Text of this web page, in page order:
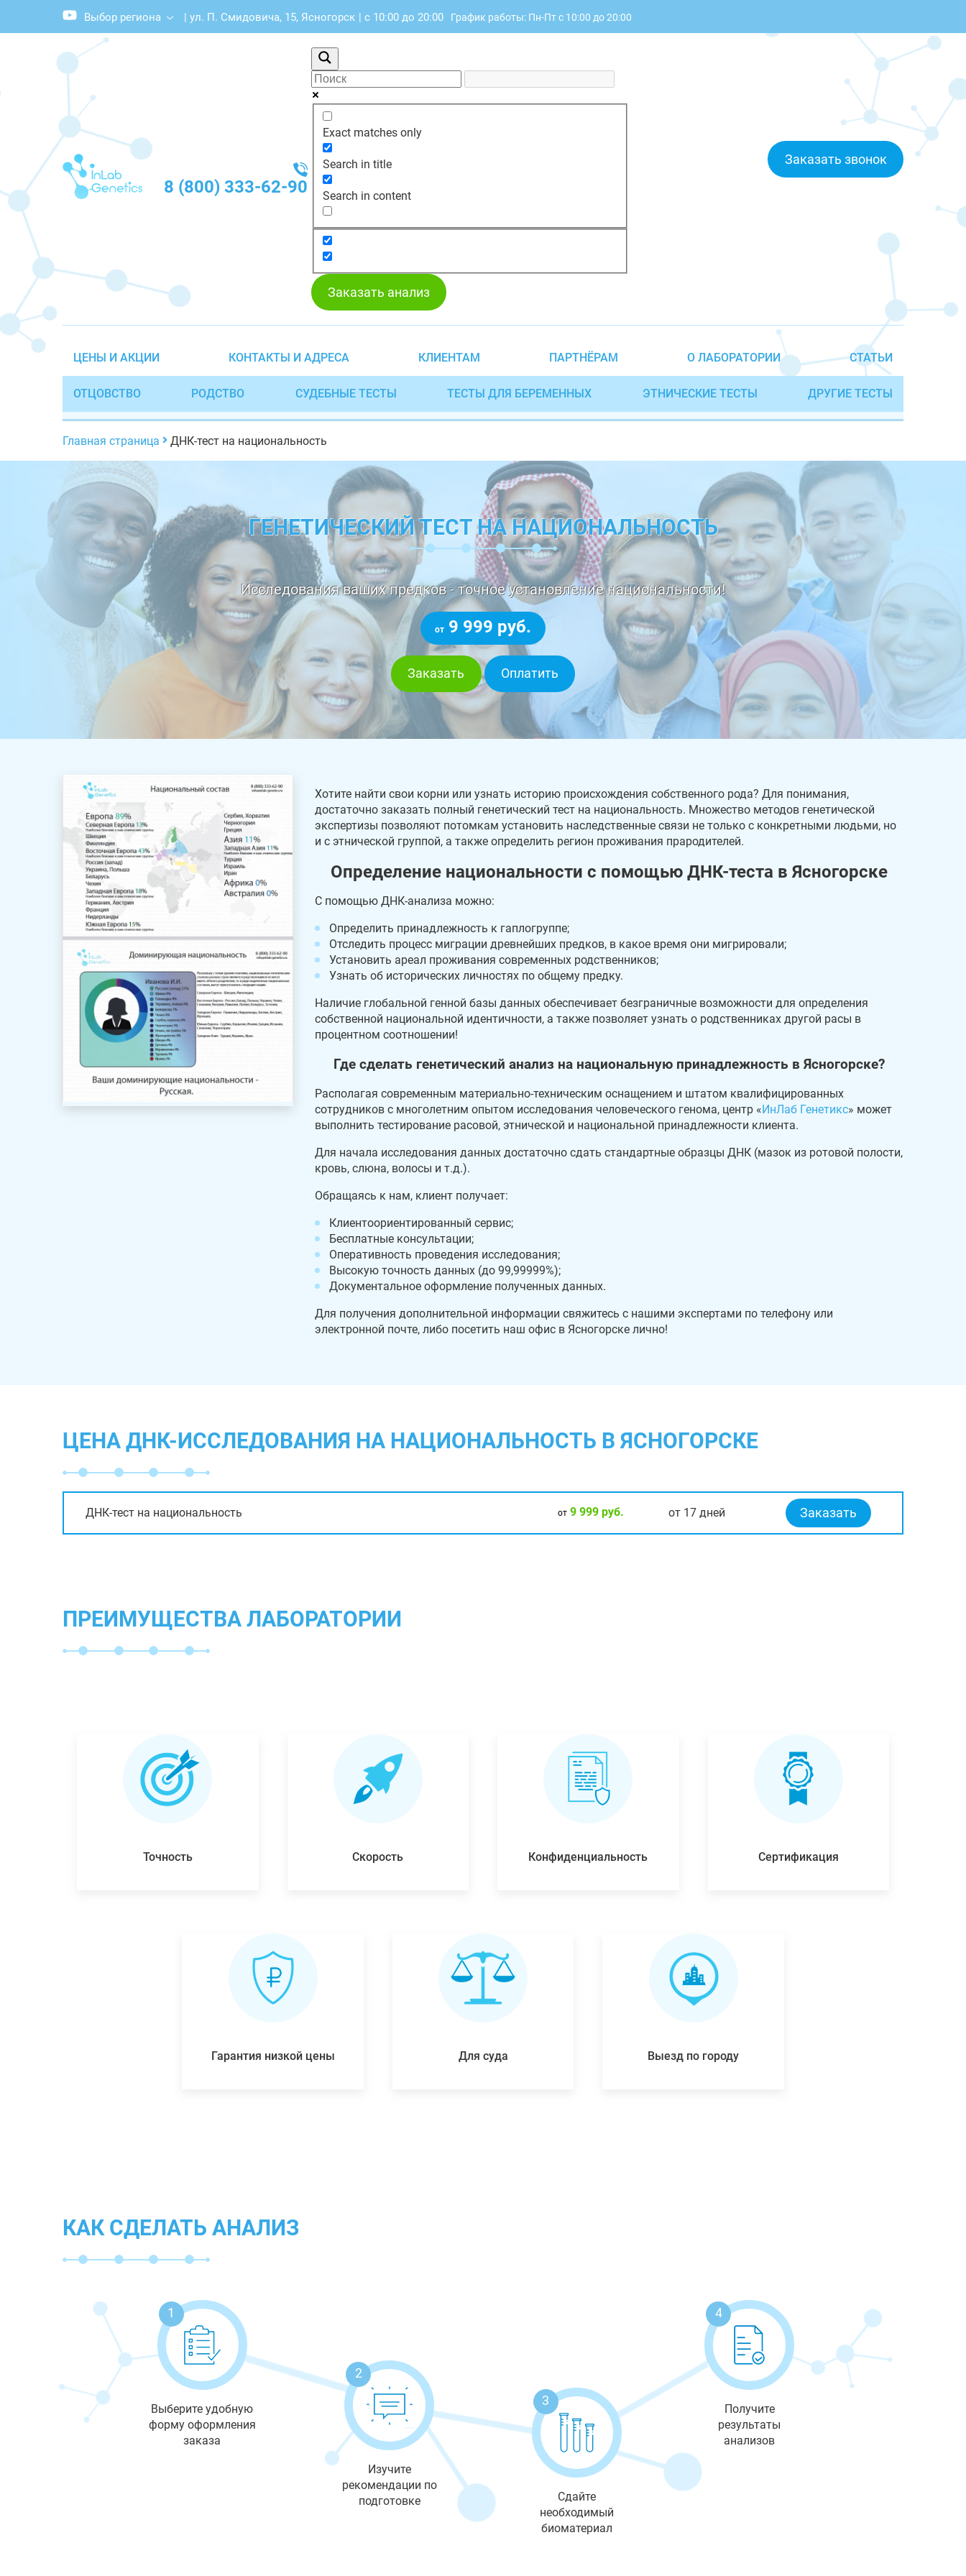
Выбор региона | ул. П. Смидовича, 15, Ясногорск | с 10:00 до 20:00 График работы: Пн-Пт с 10:00 до 20:00
8 (800) 333-62-90
Exact matches only
Search in title
Search in content
Заказать звонок
Заказать анализ
ЦЕНЫ И АКЦИИ КОНТАКТЫ И АДРЕСА КЛИЕНТАМ ПАРТНЁРАМ О ЛАБОРАТОРИИ СТАТЬИ
ОТЦОВСТВО РОДСТВО СУДЕБНЫЕ ТЕСТЫ ТЕСТЫ ДЛЯ БЕРЕМЕННЫХ ЭТНИЧЕСКИЕ ТЕСТЫ ДРУГИЕ ТЕСТЫ
Главная страница ДНК-тест на национальность
ГЕНЕТИЧЕСКИЙ ТЕСТ НА НАЦИОНАЛЬНОСТЬ
Исследования ваших предков - точное установление национальности!
от 9 999 руб.
Заказать Оплатить
Хотите найти свои корни или узнать историю происхождения собственного рода? Для понимания,
достаточно заказать полный генетический тест на национальность. Множество методов генетической
экспертизы позволяют потомкам установить наследственные связи не только с конкретными людьми, но
и с этнической группой, а также определить регион проживания прародителей.
Определение национальности с помощью ДНК-теста в Ясногорске
С помощью ДНК-анализа можно:
Определить принадлежность к гаплогруппе;
Отследить процесс миграции древнейших предков, в какое время они мигрировали;
Установить ареал проживания современных родственников;
Узнать об исторических личностях по общему предку.
Наличие глобальной генной базы данных обеспечивает безграничные возможности для определения
собственной национальной идентичности, а также позволяет узнать о родственниках другой расы в
процентном соотношении!
Где сделать генетический анализ на национальную принадлежность в Ясногорске?
Располагая современным материально-техническим оснащением и штатом квалифицированных
сотрудников с многолетним опытом исследования человеческого генома, центр «ИнЛаб Генетикс» может
выполнить тестирование расовой, этнической и национальной принадлежности клиента.
Для начала исследования данных достаточно сдать стандартные образцы ДНК (мазок из ротовой полости,
кровь, слюна, волосы и т.д.).
Обращаясь к нам, клиент получает:
Клиентоориентированный сервис;
Бесплатные консультации;
Оперативность проведения исследования;
Высокую точность данных (до 99,99999%);
Документальное оформление полученных данных.
Для получения дополнительной информации свяжитесь с нашими экспертами по телефону или
электронной почте, либо посетить наш офис в Ясногорске лично!
ЦЕНА ДНК-ИССЛЕДОВАНИЯ НА НАЦИОНАЛЬНОСТЬ В ЯСНОГОРСКЕ
ДНК-тест на национальность от9 999 руб. от 17 дней Заказать
ПРЕИМУЩЕСТВА ЛАБОРАТОРИИ
Точность Скорость Конфиденциальность Сертификация
Гарантия низкой цены Для суда Выезд по городу
КАК СДЕЛАТЬ АНАЛИЗ
1
Выберите удобную
форму оформления
заказа
2
Изучите
рекомендации по
подготовке
3
Сдайте
необходимый
биоматериал
4
Получите
результаты
анализов